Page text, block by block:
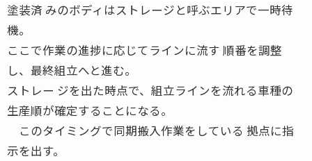
塗装済 みのボディはストレージと呼ぶエリアで一時待
機。
ここで作業の進捗に応じてラインに流す 順番を調整
し、最終組立へと進む。
ストレー ジを出た時点で、組立ラインを流れる車種の
生産順が確定することになる。
このタイミングで同期搬入作業をしている 拠点に指
示を出す。